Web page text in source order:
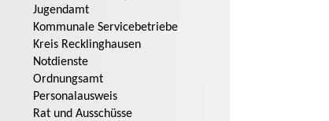
Jugendamt
Kommunale Servicebetriebe
Kreis Recklinghausen
Notdienste
Ordnungsamt
Personalausweis
Rat und Ausschüsse